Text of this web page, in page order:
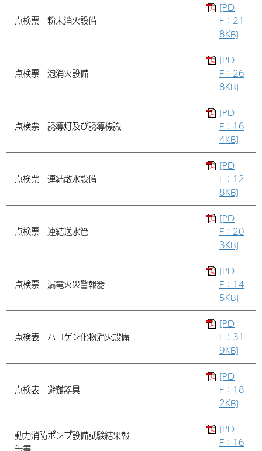
点検票 粉末消火設備
[PD
F：21
8KB]
点検票 泡消火設備
[PD
F：26
8KB]
点検票 誘導灯及び誘導標識
[PD
F：16
4KB]
点検票 連結散水設備
[PD
F：12
8KB]
点検票 連結送水管
[PD
F：20
3KB]
点検票 漏電火災警報器
[PD
F：14
5KB]
点検表 ハロゲン化物消火設備
[PD
F：31
9KB]
点検表 避難器具
[PD
F：18
2KB]
動力消防ポンプ設備試験結果報
[PD
F：16